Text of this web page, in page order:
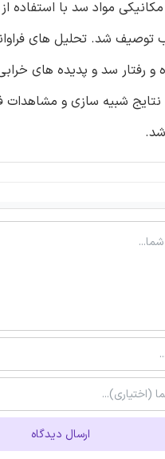
مکانیکی مواد سد با
توصیف شد. تحلیل های
و رفتار سد و پدیده های
نتایج شبیه سازی و مشاهدات
ارسال دیدگاه